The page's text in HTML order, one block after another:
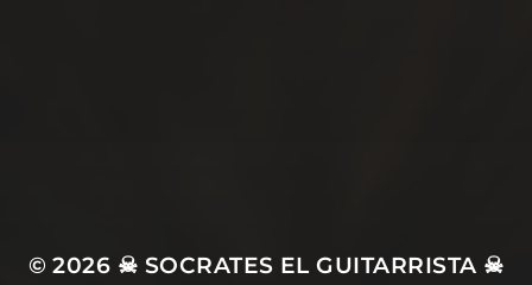
© 2026 ☠ SOCRATES EL GUITARRISTA ☠